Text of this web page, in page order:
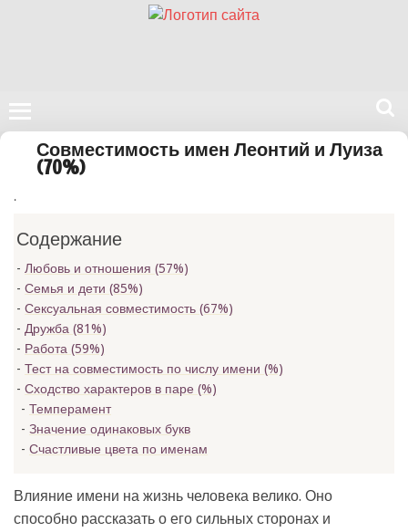
Поиск
сайте
Совместимость имен Леонтий и Луиза
(70%)
.
Содержание
Любовь и отношения (57%)
Семья и дети (85%)
Сексуальная совместимость (67%)
Дружба (81%)
Работа (59%)
Тест на совместимость по числу имени (%)
Сходство характеров в паре (%)
Темперамент
Значение одинаковых букв
Счастливые цвета по именам
Влияние имени на жизнь человека велико. Оно
способно рассказать о его сильных сторонах и